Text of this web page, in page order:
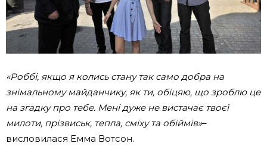
«Роббі, якщо я колись стану так само добра на
знімальному майданчику, як ти, обіцяю, що зроблю це
на згадку про тебе. Мені дуже не вистачає твоєї
милоти, прізвиськ, тепла, сміху та обіймів»–
висловилася Емма Вотсон.